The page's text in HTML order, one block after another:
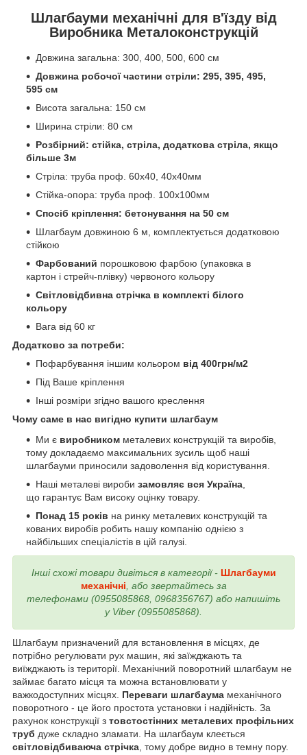
Шлагбауми механічні для в'їзду від
Виробника Металоконструкцій
Довжина загальна: 300, 400, 500, 600 см
Довжина робочої частини стріли: 295, 395, 495,
595 см
Висота загальна: 150 см
Ширина стріли: 80 см
Розбірний: стійка, стріла, додаткова стріла, якщо
більше 3м
Стріла: труба проф. 60х40, 40х40мм
Стійка-опора: труба проф. 100х100мм
Спосіб кріплення: бетонування на 50 см
Шлагбаум довжиною 6 м, комплектується додатковою
стійкою
Фарбований порошковою фарбою (упаковка в
картон і стрейч-плівку) червоного кольору
Світловідбивна стрічка в комплекті білого
кольору
Вага від 60 кг
Додатково за потреби:
Пофарбування іншим кольором від 400грн/м2
Під Ваше кріплення
Інші розміри згідно вашого креслення
Чому саме в нас вигідно купити шлагбаум
Ми є виробником металевих конструкцій та виробів,
тому докладаємо максимальних зусиль щоб наші
шлагбауми приносили задоволення від користування.
Наші металеві вироби замовляє вся Україна,
що гарантує Вам високу оцінку товару.
Понад 15 років на ринку металевих конструкцій та
кованих виробів робить нашу компанію однією з
найбільших спеціалістів в цій галузі.
Інші схожі товари дивіться в категорії - Шлагбауми
механічні, або звертайтесь за
телефонами (0955085868, 0968356767) або напишіть
у Viber (0955085868).
Шлагбаум призначений для встановлення в місцях, де
потрібно регулювати рух машин, які заїжджають та
виїжджають із території. Механічний поворотний шлагбаум не
займає багато місця та можна встановлювати у
важкодоступних місцях. Переваги шлагбаума механічного
поворотного - це його простота установки і надійність. За
рахунок конструкції з товстостінних металевих профільних
труб дуже складно зламати. На шлагбаум клеється
світловідбиваюча стрічка, тому добре видно в темну пору.